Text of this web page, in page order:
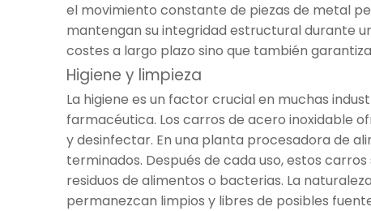
el movimiento constante de piezas de metal
mantengan su integridad estructural durante
costes a largo plazo sino que también
Higiene y limpieza
La higiene es un factor crucial en muchas
farmacéutica. Los carros de acero inoxidable
y desinfectar. En una planta procesadora de
terminados. Después de cada uso, estos
residuos de alimentos o bacterias. La
permanezcan limpios y libres de posibles